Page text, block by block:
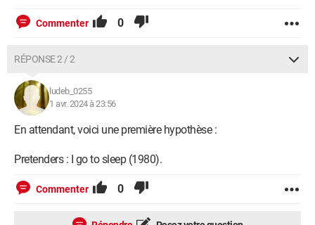
Commenter 0
RÉPONSE 2 / 2
ludeb_0255
1 avr. 2024 à 23:56
En attendant, voici une première hypothèse :
Pretenders : I go to sleep (1980).
Commenter 0